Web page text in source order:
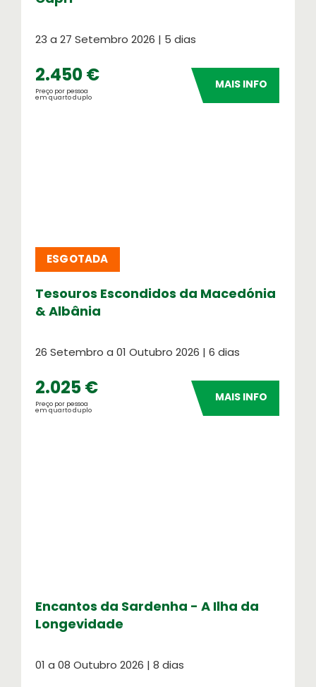
23 a 27 Setembro 2026 | 5 dias
2.450 €
Preço por pessoa
em quarto duplo
MAIS INFO
ESGOTADA
Tesouros Escondidos da Macedónia
& Albânia
26 Setembro a 01 Outubro 2026 | 6 dias
2.025 €
Preço por pessoa
em quarto duplo
MAIS INFO
Encantos da Sardenha - A Ilha da
Longevidade
01 a 08 Outubro 2026 | 8 dias